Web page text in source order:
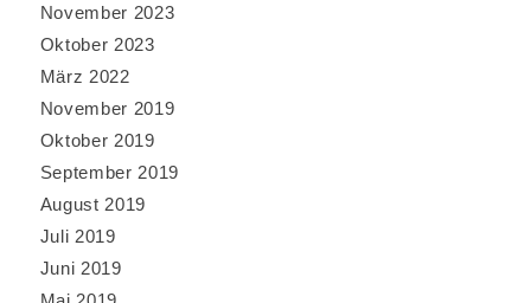
November 2023
Oktober 2023
März 2022
November 2019
Oktober 2019
September 2019
August 2019
Juli 2019
Juni 2019